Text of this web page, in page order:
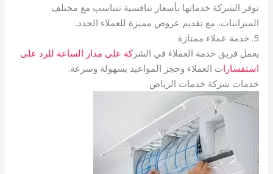
توفر الشركة خدماتها بأسعار تنافسية تتناسب مع مختلف
الميزانيات، مع تقديم عروض مميزة للعملاء الجدد.
5. خدمة عملاء ممتازة
يعمل فريق خدمة العملاء في الشركة على مدار الساعة للرد على
استفسارات العملاء وحجز المواعيد بسهولة وسرعة.
خدمات شركة خدمات الرياض